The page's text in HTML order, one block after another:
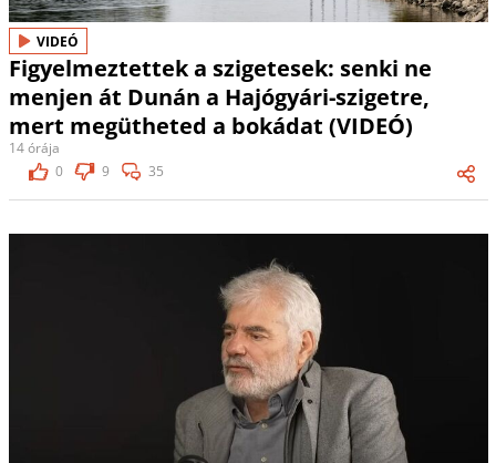
VIDEÓ
Figyelmeztettek a szigetesek: senki ne
menjen át Dunán a Hajógyári-szigetre,
mert megütheted a bokádat (VIDEÓ)
14 órája
0
9 35